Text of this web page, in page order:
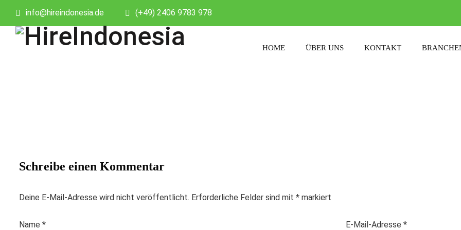
info@hireindonesia.de (+49) 2406 9783 978
HOME ÜBER UNS KONTAKT
Schreibe einen Kommentar
Deine E-Mail-Adresse wird nicht veröffentlicht. Erforderliche Felder sind mit * markiert
Name * E-Mail-Adresse *